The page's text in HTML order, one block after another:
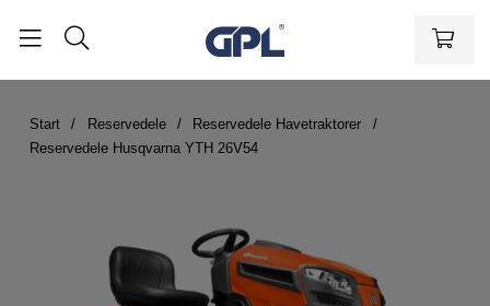
Start Reservedele
Reservedele Havetraktorer
Reservedele Husqvarna YTH 26V54